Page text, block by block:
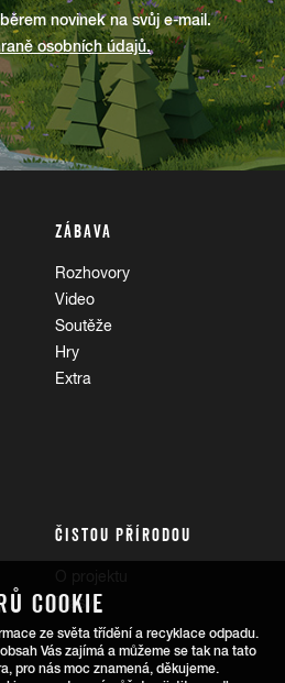
novinek na svůj e-mail.
osobních údajů.
ZÁBAVA
Rozhovory
Video
Soutěže
Hry
Extra
ČISTOU PŘÍRODOU
Trasy
COOKIE
ze světa třídění a recyklace odpadu.
Vás zajímá a můžeme se tak na tato
pro nás moc znamená, děkujeme.